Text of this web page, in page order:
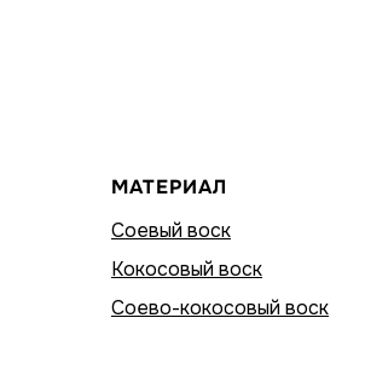
МАТЕРИАЛ
Соевый воск
Кокосовый воск
Соево-кокосовый воск